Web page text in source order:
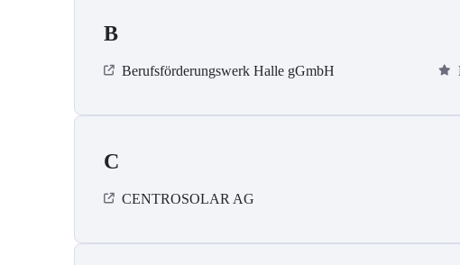
B
Berufsförderungswerk Halle gGmbH
C
CENTROSOLAR AG